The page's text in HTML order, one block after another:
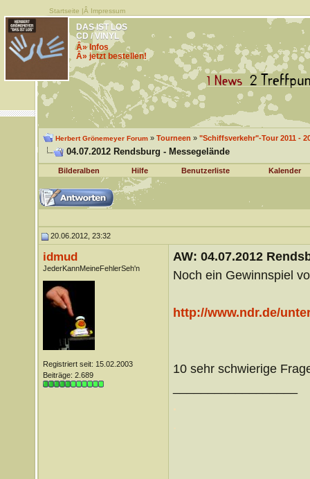
Startseite |Â Impressum
DAS IST LOS
CD / VINYL
Â» Infos
Â» jetzt bestellen!
Herbert Grönemeyer Forum» Tourneen » "Schiffsverkehr"-Tour 2011 -
04.07.2012 Rendsburg - Messegelände
Bilderalben Hilfe Benutzerliste Kalender
20.06.2012, 23:32
idmud
JederKannMeineFehlerSeh'n
Registriert seit: 15.02.2003
Beiträge: 2.689
AW: 04.07.2012
Noch ein Gewinnspiel
http://www.ndr.de/
10 sehr schwierige